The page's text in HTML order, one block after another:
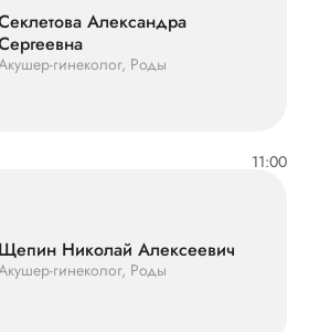
Александра
гинеколог, Роды
11:00
Щепин Николай Алексеевич
гинеколог, Роды